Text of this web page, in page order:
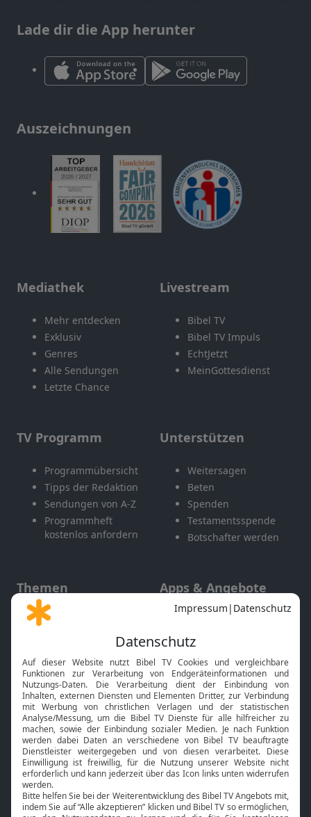
Lade dir die App herunter
Auszeichnungen
Mediathek
Mehr entdecken
Exklusiv
Genres
Alle Sendungen
Letzte Chance
Livestream
Bibel TV
Bibel TV Impuls
EchtJetzt
MeinGottesdienst
TV Programm
Programmübersicht
Tipps der Redaktion
Sendungen von A-Z
Programmheft
kostenlos anfordern
Unterstützen
Weitersagen
Beten
Spenden
Testamentsspende
Botschafter werden
Themen
Gott und Bibel erklärt
Neuigkeiten
Apps & Angebote
Mobile App
Smart TV
HbbTV
Bibelthek Online-Bibel
Nächster Gottesdienst
Bibel TV
Über uns
Service
Kontakt